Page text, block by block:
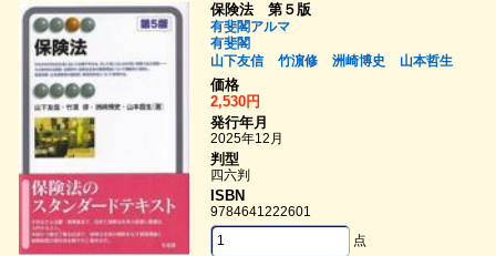
保険法 第５版
有斐閣アルマ
有斐閣
山下友信
竹濵修 洲崎博史
山本哲生
価格
2,530円
発行年月
2025年12月
判型
四六判
ISBN
9784641222601
点